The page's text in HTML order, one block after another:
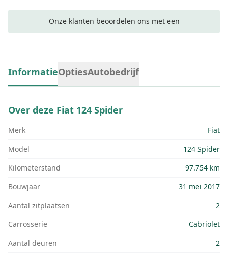
Onze klanten beoordelen ons met een
InformatieOptiesAutobedrijf
Over deze Fiat 124 Spider
Merk
Fiat
Model
124 Spider
Kilometerstand
97.754 km
Bouwjaar
31 mei 2017
Aantal zitplaatsen
2
Carrosserie
Cabriolet
Aantal deuren
2